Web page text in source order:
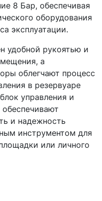
8 Бар, обеспечивая
оборудования
эксплуатации.
удобной рукоятью и
а
облегчают процесс
в резервуаре
управления и
и надежность
инструментом для
или личного